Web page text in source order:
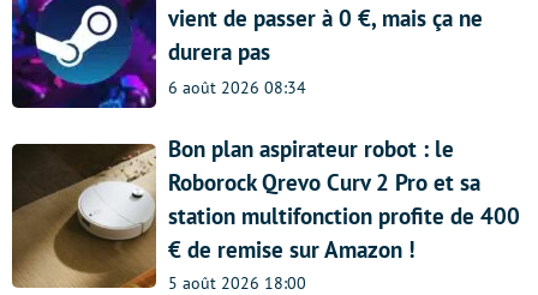
vient de passer à 0 €, mais ça ne
durera pas
6 août 2026 08:34
Bon plan aspirateur robot : le
Roborock Qrevo Curv 2 Pro et sa
station multifonction profite de 400
€ de remise sur Amazon !
5 août 2026 18:00